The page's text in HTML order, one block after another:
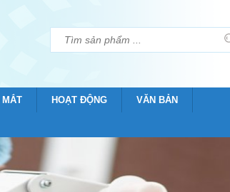
MẮT HOẠT ĐỘNG VĂN BẢN